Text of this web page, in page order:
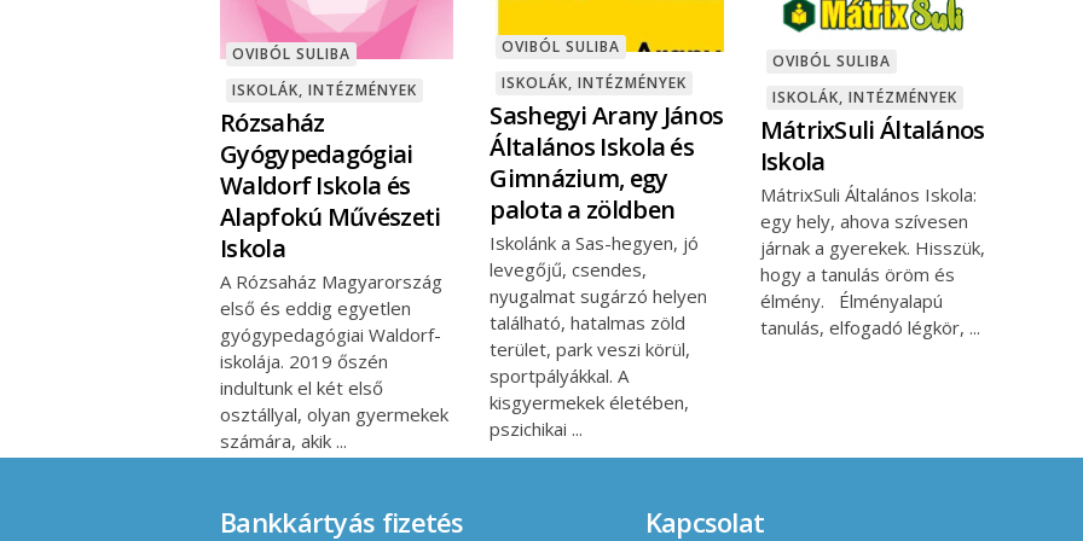
OVIBÓL SULIBA
ISKOLÁK, INTÉZMÉNYEK
Rózsaház
Gyógypedagógiai
Waldorf Iskola és
Alapfokú Művészeti
Iskola
A Rózsaház Magyarország
első és eddig egyetlen
gyógypedagógiai Waldorf-
iskolája. 2019 őszén
indultunk el két első
osztállyal, olyan gyermekek
számára, akik
OVIBÓL SULIBA
ISKOLÁK, INTÉZMÉNYEK
Sashegyi Arany János
Általános Iskola és
Gimnázium, egy
palota a zöldben
Iskolánk a Sas-hegyen, jó
levegőjű, csendes,
nyugalmat sugárzó helyen
található, hatalmas zöld
terület, park veszi körül,
sportpályákkal. A
kisgyermekek életében,
pszichikai
OVIBÓL SULIBA
ISKOLÁK, INTÉZMÉNYEK
MátrixSuli Általános
Iskola
MátrixSuli Általános Iskola:
egy hely, ahova szívesen
járnak a gyerekek. Hisszük,
hogy a tanulás öröm és
élmény. Élményalapú
tanulás, elfogadó légkör,
Bankkártyás fizetés Kapcsolat